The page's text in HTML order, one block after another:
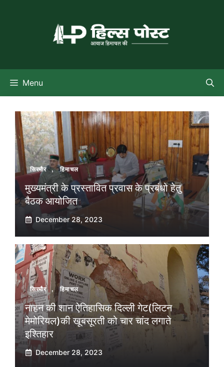
Menu
सिरमौर , हिमाचल
मुख्यमंत्री के प्रस्तावित प्रवास के प्रबंधो हेतु
बैठक आयोजित
December 28, 2023
सिरमौर , हिमाचल
नाहन की शान ऐतिहासिक दिल्ली गेट(लिटन
मेमोरियल)की खूबसूरती को चार चांद लगाते
इश्तिहार
December 28, 2023